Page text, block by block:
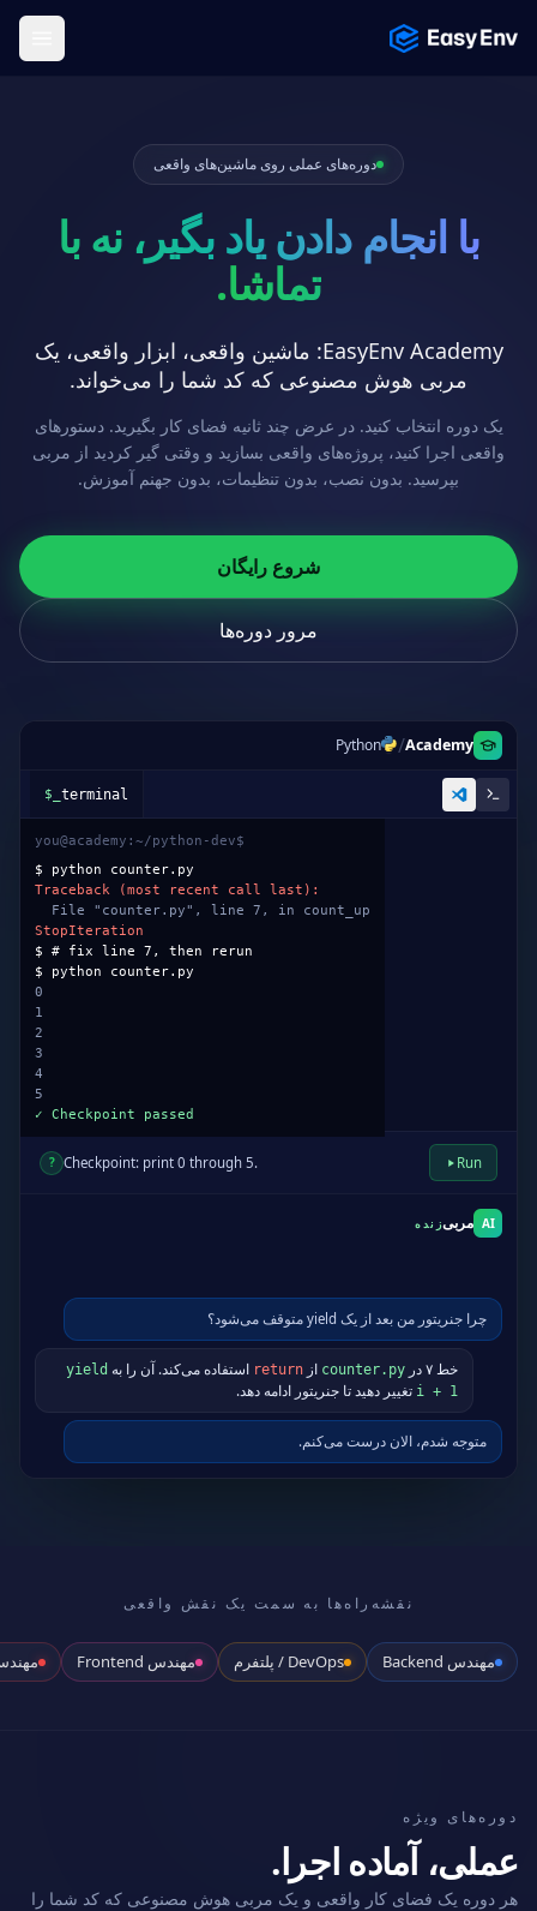
Menu
دوره‌های عملی روی ماشین‌های واقعی
با انجام دادن یاد بگیر، نه با
تماشا.
EasyEnv Academy: ماشین واقعی، ابزار واقعی، یک
مربی هوش مصنوعی که کد شما را می‌خواند.
یک دوره انتخاب کنید. در عرض چند ثانیه فضای کار بگیرید. دستورهای
واقعی اجرا کنید، پروژه‌های واقعی بسازید و وقتی گیر کردید از مربی
بپرسید. بدون نصب، بدون تنظیمات، بدون جهنم آموزش.
شروع رایگان
مرور دوره‌ها
Academy
/
Python
counter.py
1
3
7
8
def count_up(start):
while
yield
start
# quiz: keep the generator alive
return
? Checkpoint: print 0 through 5. Run
AI مربیزنده
چرا جنریتور من بعد از یک yield متوقف می‌شود؟
خط ۷ در counter.py از return استفاده می‌کند. آن را به
تغییر دهید تا جنریتور ادامه دهد.
نقشه‌راه‌ها به سمت یک نقش واقعی
مهندس Backend DevOps / پلتفرم مهندس Frontend
دوره‌های ویژه
عملی، آماده اجرا.
هر دوره یک فضای کار واقعی و یک مربی هوش مصنوعی که کد شما را